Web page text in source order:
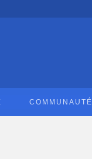
COMMUNAUTÉ